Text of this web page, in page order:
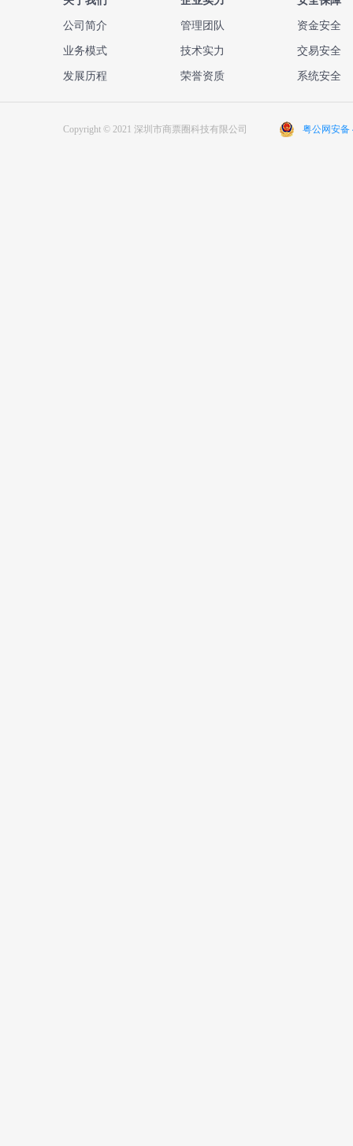
公司简介
业务模式
发展历程
管理团队
技术实力
荣誉资质
资金安全
交易安全
系统安全
Copyright © 2021 深圳市商票圈科技有限公司 粤公网安备